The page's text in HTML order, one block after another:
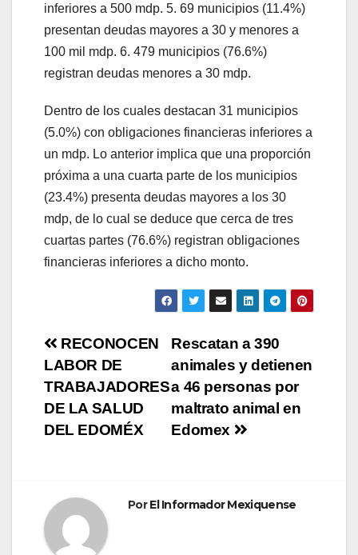
inferiores a 500 mdp. 5. 69 municipios (11.4%)
presentan deudas mayores a 30 y menores a
100 mil mdp. 6. 479 municipios (76.6%)
registran deudas menores a 30 mdp.
Dentro de los cuales destacan 31 municipios
(5.0%) con obligaciones financieras inferiores a
un mdp. Lo anterior implica que una proporción
próxima a una cuarta parte de los municipios
(23.4%) presenta deudas mayores a los 30
mdp, de lo cual se deduce que cerca de tres
cuartas partes (76.6%) registran obligaciones
financieras inferiores a dicho monto.
Navegación
de
entradas
Rescatan a 390
animales y detienen
a 46 personas por
maltrato animal en
Edomex
RECONOCEN
LABOR DE
TRABAJADORES
DE LA SALUD
DEL EDOMÉX
PorEl Informador Mexiquense